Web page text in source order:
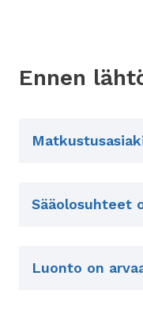
Ennen
Sääolosuhteet
Luonto on